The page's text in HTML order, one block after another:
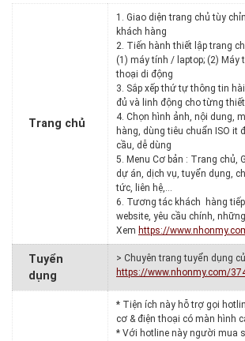
Trang chủ
1. Giao diện trang chủ tùy
khách hàng
2. Tiến hành thiết lập trang
(1) máy tính / laptop; (2) Máy
thoại di động
3. Sắp xếp thứ tự thông tin
đủ và linh động cho từng
4. Chọn hình ảnh, nội dung,
hàng, dùng tiêu chuẩn ISO it
cầu, dễ dùng
5. Menu Cơ bản : Trang chủ,
dự án, dịch vụ, tuyển dụng,
tức, liên hệ,…
6. Tương tác khách hàng
website, yêu cầu chính,
Xem https://
Tuyển
dụng
> Chuyên trang tuyển dụng
https://www.nhonmy.com/
* Tiện ích này hỗ trợ gọi
cơ & điện thoại có màn hình
* Với hotline này người mua